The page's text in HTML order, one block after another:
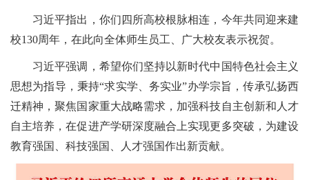
习近平指出，你们四所高校根脉相连，今年共同迎来建
校130周年，在此向全体师生员工、广大校友表示祝贺。
习近平强调，希望你们坚持以新时代中国特色社会主义
思想为指导，秉持“求实学、务实业”办学宗旨，传承弘扬西
迁精神，聚焦国家重大战略需求，加强科技自主创新和人才
自主培养，在促进产学研深度融合上实现更多突破，为建设
教育强国、科技强国、人才强国作出新贡献。